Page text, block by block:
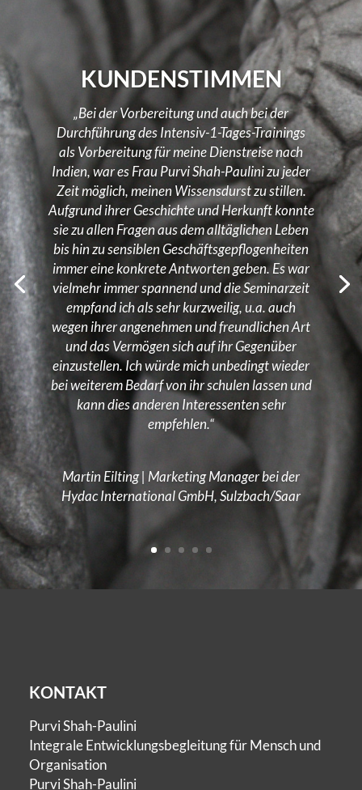
„Frau Purvi Shah-Paulini ist es sehr erfolgreich
gelungen, in eintägigen Workshops mehrere
Mitarbeitergruppen auf die Zusammenarbeit
mit indischen Geschäftseinheiten unseres
Konzerns vorzubereiten. Dies gelang
abwechslungsreich durch interessante
Vorträge, einprägsame Rollenspiele und
umfangreiche Informationsmaterialien. Die
Rückmeldungen der Teilnehmer waren
einheitlich positiv. Wir können Frau Shah-
Paulini als kompetente Trainerin sehr
empfehlen.“
Udo Sturm | Leiter Bereich Personal bei der ABB
AG Division Power Systems, Mannheim
KONTAKT
Purvi Shah-Paulini
Integrale Entwicklungsbegleitung für Mensch und
Organisation
Purvi Shah-Paulini